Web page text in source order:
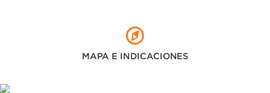
MAPA E INDICACIONES